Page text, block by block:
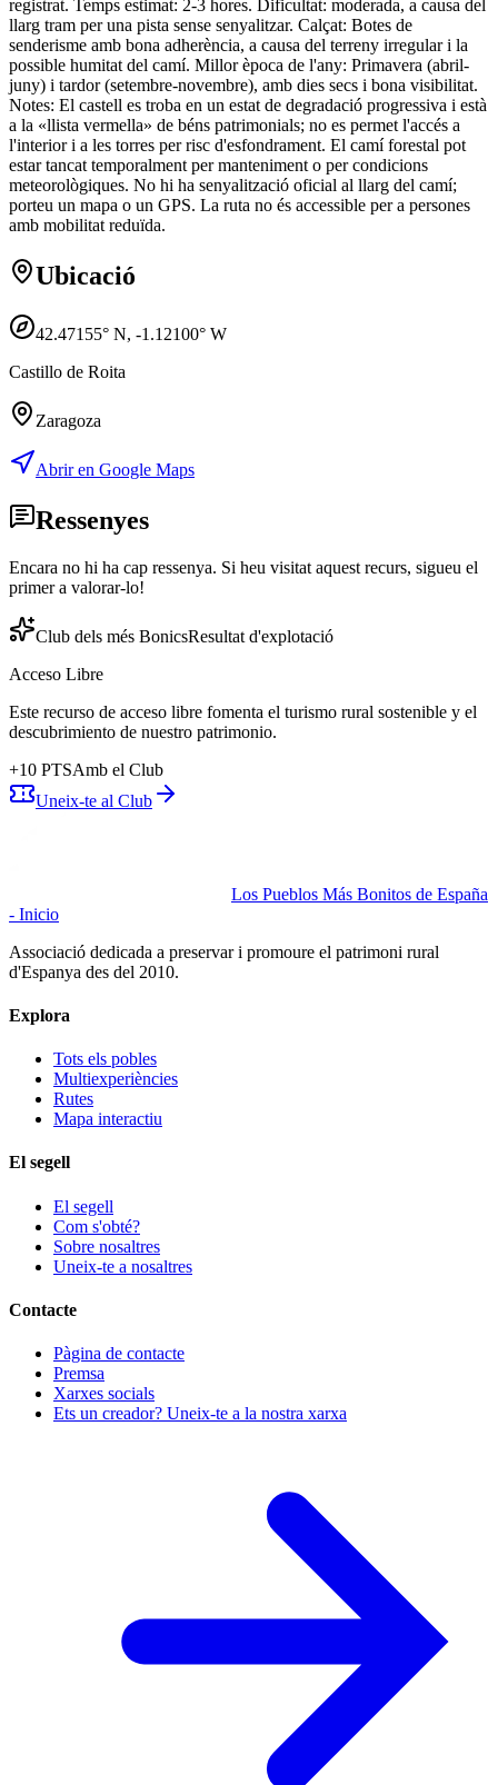
registrat. Temps estimat: 2-3 hores. Dificultat: moderada, a causa del
llarg tram per una pista sense senyalitzar. Calçat: Botes de
senderisme amb bona adherència, a causa del terreny irregular i la
possible humitat del camí. Millor època de l'any: Primavera (abril-
juny) i tardor (setembre-novembre), amb dies secs i bona visibilitat.
Notes: El castell es troba en un estat de degradació progressiva i està
a la «llista vermella» de béns patrimonials; no es permet l'accés a
l'interior i a les torres per risc d'esfondrament. El camí forestal pot
estar tancat temporalment per manteniment o per condicions
meteorològiques. No hi ha senyalització oficial al llarg del camí;
porteu un mapa o un GPS. La ruta no és accessible per a persones
amb mobilitat reduïda.
Ubicació
42.47155° N, -1.12100° W
Castillo de Roita
Zaragoza
Abrir en Google Maps
Ressenyes
Encara no hi ha cap ressenya. Si heu visitat aquest recurs, sigueu el
primer a valorar-lo!
Club dels més BonicsResultat d'explotació
Acceso Libre
Este recurso de acceso libre fomenta el turismo rural sostenible y el
descubrimiento de nuestro patrimonio.
+10 PTSAmb el Club
Uneix-te al Club
Los Pueblos Más Bonitos de España
- Inicio
Associació dedicada a preservar i promoure el patrimoni rural
d'Espanya des del 2010.
Explora
Tots els pobles
Multiexperiències
Rutes
Mapa interactiu
El segell
El segell
Com s'obté?
Sobre nosaltres
Uneix-te a nosaltres
Contacte
Pàgina de contacte
Premsa
Xarxes socials
Ets un creador? Uneix-te a la nostra xarxa